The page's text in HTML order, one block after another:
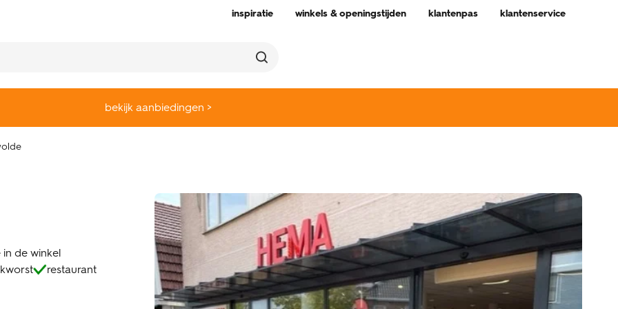
inspiratie winkels & openingstijden klantenpas klantenservice
bekijk aanbiedingen >
de winkel
restaurant